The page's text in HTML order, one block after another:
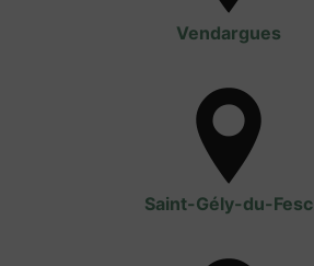
Vendargues
Saint-Gély-du-Fesc